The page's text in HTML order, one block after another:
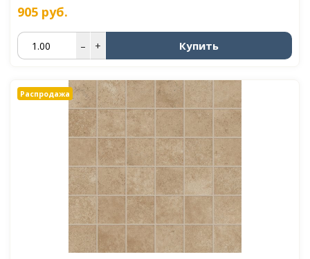
905 руб.
– + Купить
Распродажа